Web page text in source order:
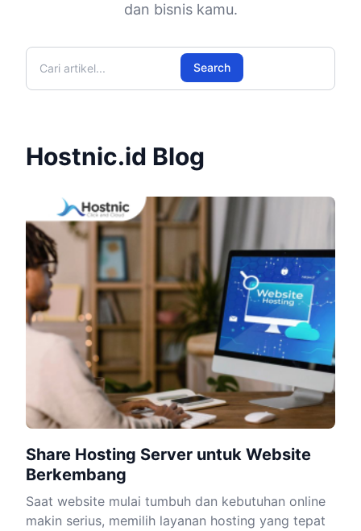
dan bisnis kamu.
Cari artikel
Search
Hostnic.id Blog
Share Hosting Server untuk Website
Berkembang
Saat website mulai tumbuh dan kebutuhan online
makin serius, memilih layanan hosting yang tepat